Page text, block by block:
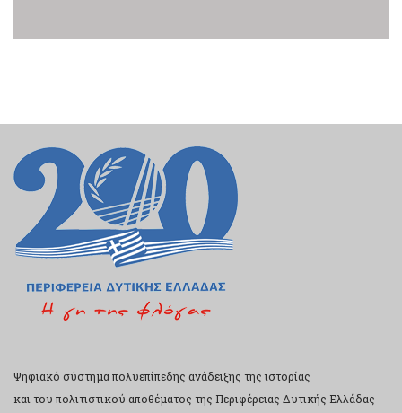
Ψηφιακό σύστημα πολυεπίπεδης ανάδειξης της ιστορίας
και του πολιτιστικού αποθέματος της Περιφέρειας Δυτικής Ελλάδας